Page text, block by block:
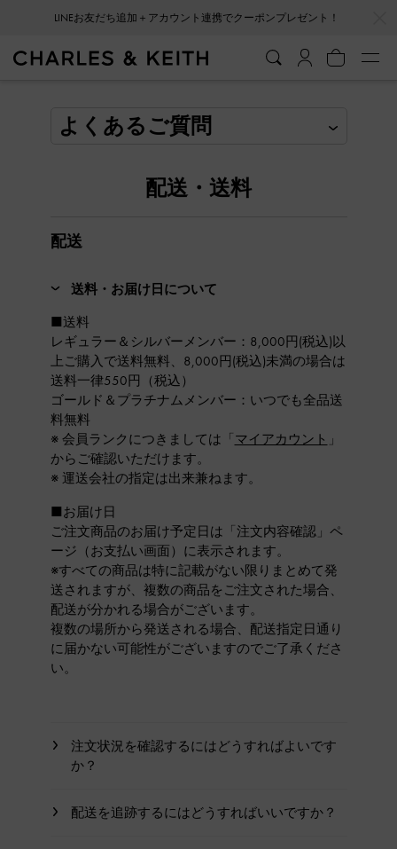
LINEお友だち追加＋アカウント連携でクーポンプレゼント！
よくあるご質問
配送・送料
配送
送料・お届け日について
■送料
レギュラー＆シルバーメンバー：8,000円(税込)以
上ご購入で送料無料、8,000円(税込)未満の場合は
送料一律550円（税込）
ゴールド＆プラチナムメンバー：いつでも全品送
料無料
※ 会員ランクにつきましては「マイアカウント 」
からご確認いただけます。
※ 運送会社の指定は出来兼ねます。
■お届け日
ご注文商品のお届け予定日は「注文内容確認」ペ
ージ（お支払い画面）に表示されます。
※すべての商品は特に記載がない限りまとめて発
送されますが、複数の商品をご注文された場合、
配送が分かれる場合がございます。
複数の場所から発送される場合、配送指定日通り
に届かない可能性がございますのでご了承くださ
い。
注文状況を確認するにはどうすればよいです
か？
配送を追跡するにはどうすればいいですか？